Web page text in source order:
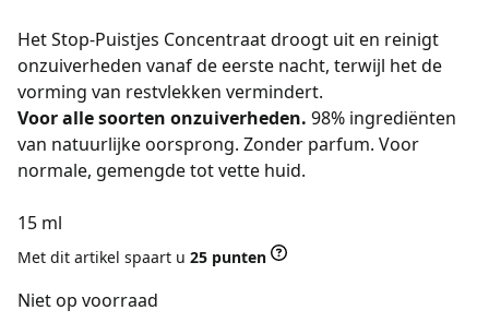
Het Stop-Puistjes Concentraat droogt uit en reinigt
onzuiverheden vanaf de eerste nacht, terwijl het de
vorming van restvlekken vermindert.
Voor alle soorten onzuiverheden. 98% ingrediënten
van natuurlijke oorsprong. Zonder parfum. Voor
normale, gemengde tot vette huid.
15 ml
Met dit artikel spaart u 25 punten
Niet op voorraad